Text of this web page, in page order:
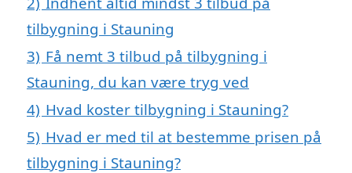
tilbygning i Stauning
3) Få nemt 3 tilbud på tilbygning i
Stauning, du kan være tryg ved
4) Hvad koster tilbygning i Stauning?
5) Hvad er med til at bestemme prisen på
tilbygning i Stauning?